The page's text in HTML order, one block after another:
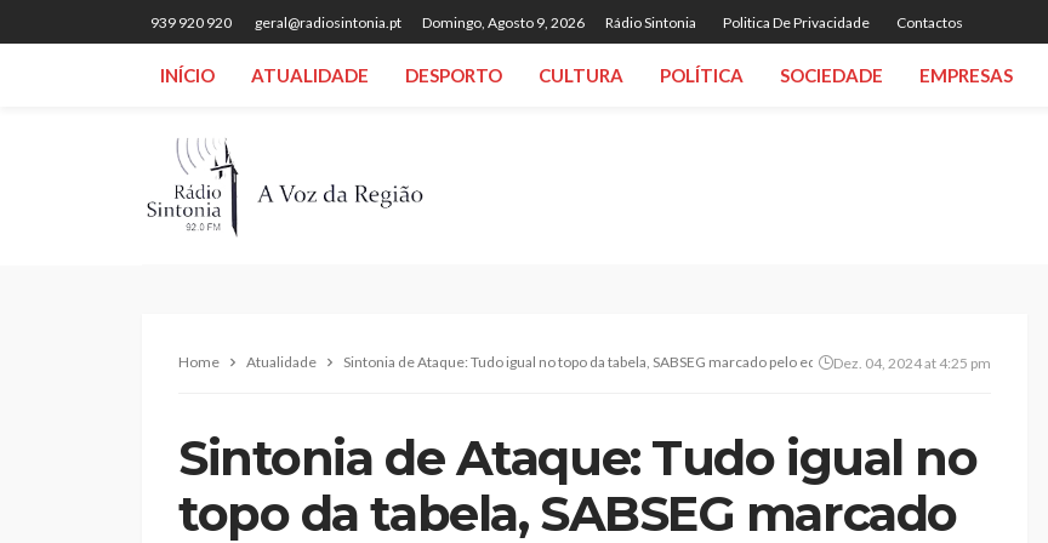
939 920 920 geral@radiosintonia.pt Domingo, Agosto 9, 2026 Rádio Sintonia Politica De Privacidade Contactos
INÍCIO ATUALIDADE DESPORTO CULTURA POLÍTICA SOCIEDADE EMPRESAS
Home Atualidade Sintonia de Ataque: Tudo igual no topo da tabela, SABSEG marcado pelo equilíbrioDez. 04, 2024 at 4:25 pm
Sintonia de Ataque: Tudo igual no
topo da tabela, SABSEG marcado